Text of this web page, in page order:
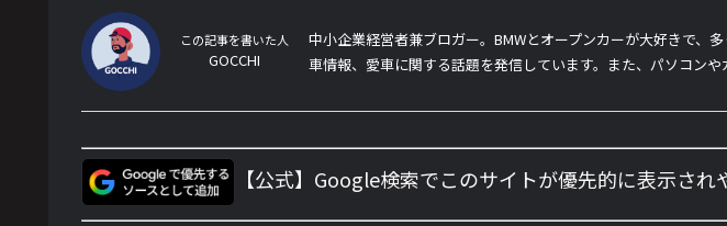
この記事を書いた人
GOCCHI
中小企業経営者兼ブロガー。BMWとオープンカーが大好きで、
車情報、愛車に関する話題を発信しています。また、パソコンや
【公式】Google検索でこのサイトが優先的に表示され